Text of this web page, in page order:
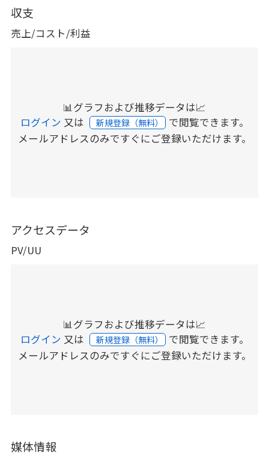
収支
売上/コスト/利益
📊グラフおよび推移データは📈
ログイン 又は 新規登録（無料） で閲覧できます。
メールアドレスのみですぐにご登録いただけます。
アクセスデータ
PV/UU
📊グラフおよび推移データは📈
ログイン 又は 新規登録（無料） で閲覧できます。
メールアドレスのみですぐにご登録いただけます。
媒体情報